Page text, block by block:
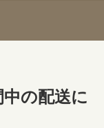
の配送に